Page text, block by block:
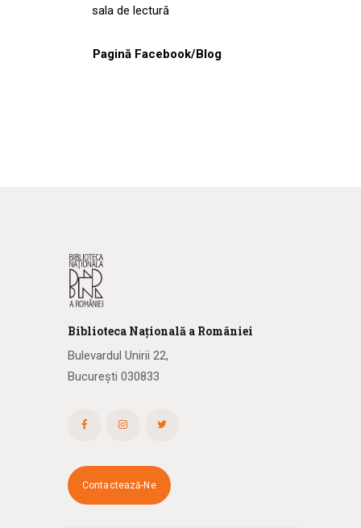
sala de lectură
Pagină Facebook/Blog
Biblioteca Națională a României
Bulevardul Unirii 22,
București 030833
Contactează-Ne